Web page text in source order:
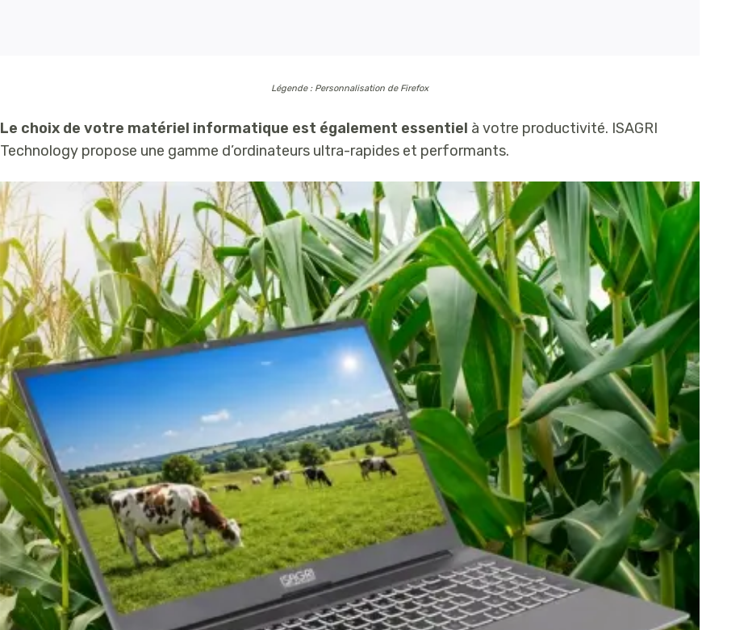
Légende : Personnalisation de Firefox
Le choix de votre matériel informatique est également essentiel à votre productivité. ISAGRI
Technology propose une gamme d’ordinateurs ultra-rapides et performants.